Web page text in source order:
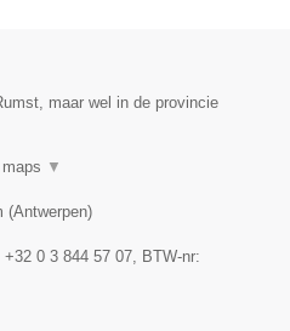
maar wel in de provincie
▼
(Antwerpen)
+32 0 3 844 57 07 , BTW-nr: